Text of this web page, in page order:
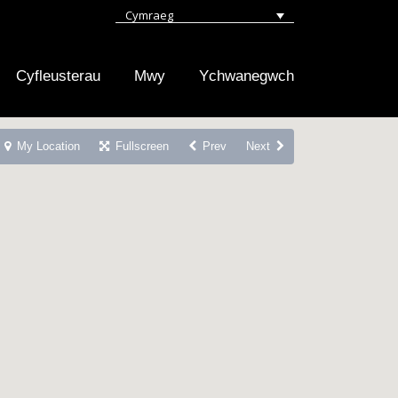
Cymraeg
Cyfleusterau Mwy Ychwanegwch
My Location Fullscreen Prev Next